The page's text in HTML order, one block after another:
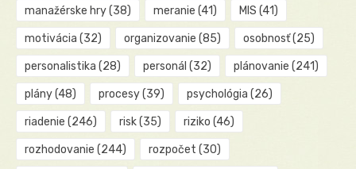
manažérske hry(38) meranie (41) MIS (41)
motivácia (32) organizovanie (85) osobnosť(25)
personalistika (28) personál (32) plánovanie (241)
plány(48) procesy(39) psychológia (26)
riadenie (246) risk(35) riziko (46)
rozhodovanie (244) rozpočet (30)